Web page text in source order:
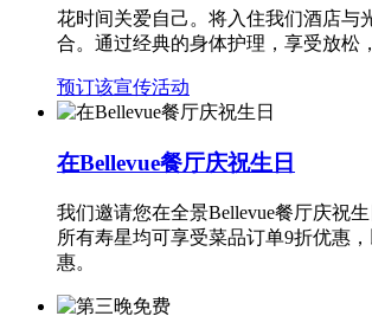
花时间关爱自己。将入住我们酒店与
合。通过经典的身体护理，享受放松
预订该宣传活动
在Bellevue餐厅庆祝生日
我们邀请您在全景Bellevue餐厅庆祝生
所有寿星均可享受菜品订单9折优惠
惠。